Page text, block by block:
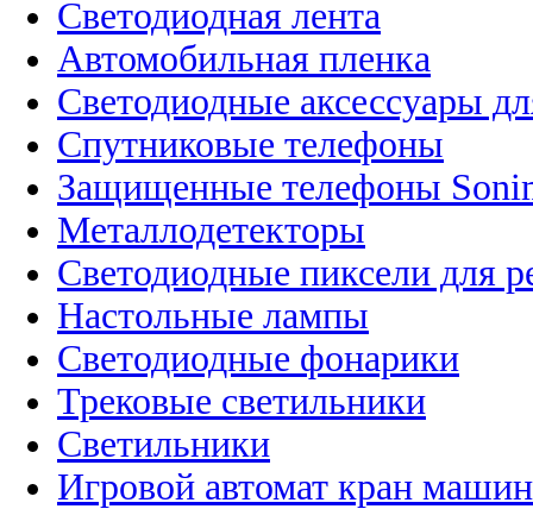
Светодиодная лента
Автомобильная пленка
Светодиодные аксессуары
Спутниковые телефоны
Защищенные телефоны
Металлодетекторы
Светодиодные пиксели для
Настольные лампы
Светодиодные фонарики
Трековые светильники
Светильники
Игровой автомат кран